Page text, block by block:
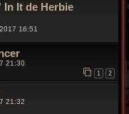
It de Herbie
16:51
21:30
1 2
21:32